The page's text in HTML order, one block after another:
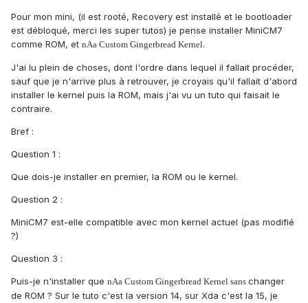
Pour mon mini, (il est rooté, Recovery est installé et le bootloader
est débloqué, merci les super tutos) je pense installer MiniCM7
comme ROM, et nAa Custom Gingerbread Kernel.
J'ai lu plein de choses, dont l'ordre dans lequel il fallait procéder,
sauf que je n'arrive plus à retrouver, je croyais qu'il fallait d'abord
installer le kernel puis la ROM, mais j'ai vu un tuto qui faisait le
contraire.
Bref :
Question 1 :
Que dois-je installer en premier, la ROM ou le kernel.
Question 2 :
MiniCM7 est-elle compatible avec mon kernel actuel (pas modifié
?)
Question 3 :
Puis-je n'installer que nAa Custom Gingerbread Kernel sans changer
de ROM ? Sur le tuto c'est la version 14, sur Xda c'est la 15, je